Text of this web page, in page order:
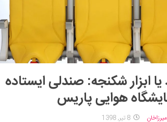
ابزار شکنجه: صندلی ایستاده
هوایی پاریس
8 تیر, 1398